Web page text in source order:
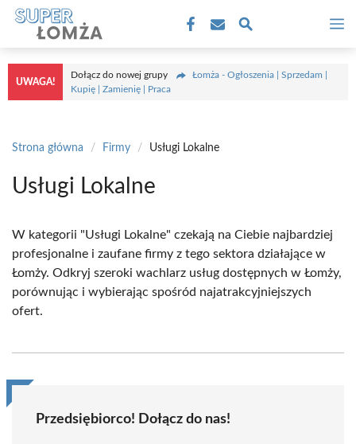
Przejdź
treści
UWAGA!
Dołącz do nowej grupy
Łomża - Ogłoszenia | Sprzedam |
Kupię | Zamienię | Praca
Strona główna / Firmy / Usługi Lokalne
Usługi Lokalne
W kategorii "Usługi Lokalne" czekają na Ciebie najbardziej
profesjonalne i zaufane firmy z tego sektora działające w
Łomży. Odkryj szeroki wachlarz usług dostępnych w Łomży,
porównując i wybierając spośród najatrakcyjniejszych
ofert.
Przedsiębiorco! Dołącz do nas!